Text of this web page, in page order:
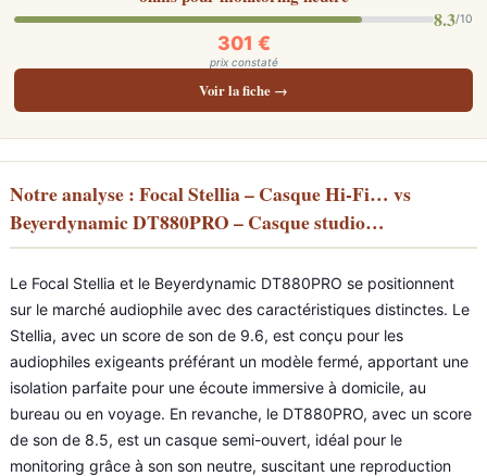
8.3/10
301 €
prix constaté
Voir la fiche →
Notre analyse : Focal Stellia – Casque Hi-Fi… vs
Beyerdynamic DT880PRO – Casque studio…
Le Focal Stellia et le Beyerdynamic DT880PRO se positionnent
sur le marché audiophile avec des caractéristiques distinctes. Le
Stellia, avec un score de son de 9.6, est conçu pour les
audiophiles exigeants préférant un modèle fermé, apportant une
isolation parfaite pour une écoute immersive à domicile, au
bureau ou en voyage. En revanche, le DT880PRO, avec un score
de son de 8.5, est un casque semi-ouvert, idéal pour le
monitoring grâce à son son neutre, suscitant une reproduction